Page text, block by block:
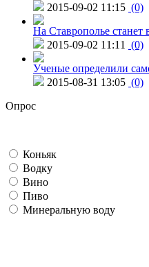
2015-09-02 11:15 (0)
На Ставрополье станет
2015-09-02 11:11
(0)
Ученые определили
2015-08-31 13:05 (0)
Опрос
Коньяк
Водку
Вино
Пиво
Минеральную воду